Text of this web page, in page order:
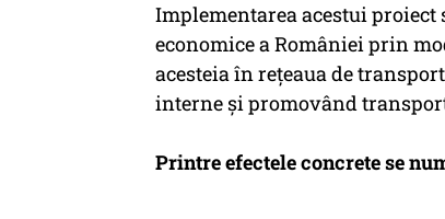
Implementarea acestui
economice a României prin
acesteia în rețeaua de
interne și promovând
Printre efectele concrete se